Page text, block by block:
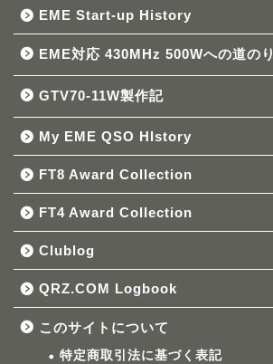
EME Start-up History
EME対応 430MHz 500Wへの道のり
GTV70-11W製作記
My EME QSO HIstory
FT8 Award Collection
FT4 Award Collection
Clublog
QRZ.COM Logbook
このサイトについて
特定商取引法に基づく表記